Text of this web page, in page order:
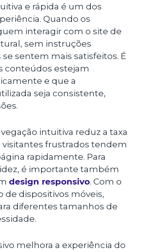
e rápida é um dos
Quando os
interagir com o site de
sem instruções
sentem mais satisfeitos. É
conteúdos estejam
e que a
seja consistente,
intuitiva reduz a taxa
visitantes frustrados tendem
rapidamente. Para
é importante também
design responsivo. Com o
de dispositivos móveis,
diferentes tamanhos de
melhora a experiência do